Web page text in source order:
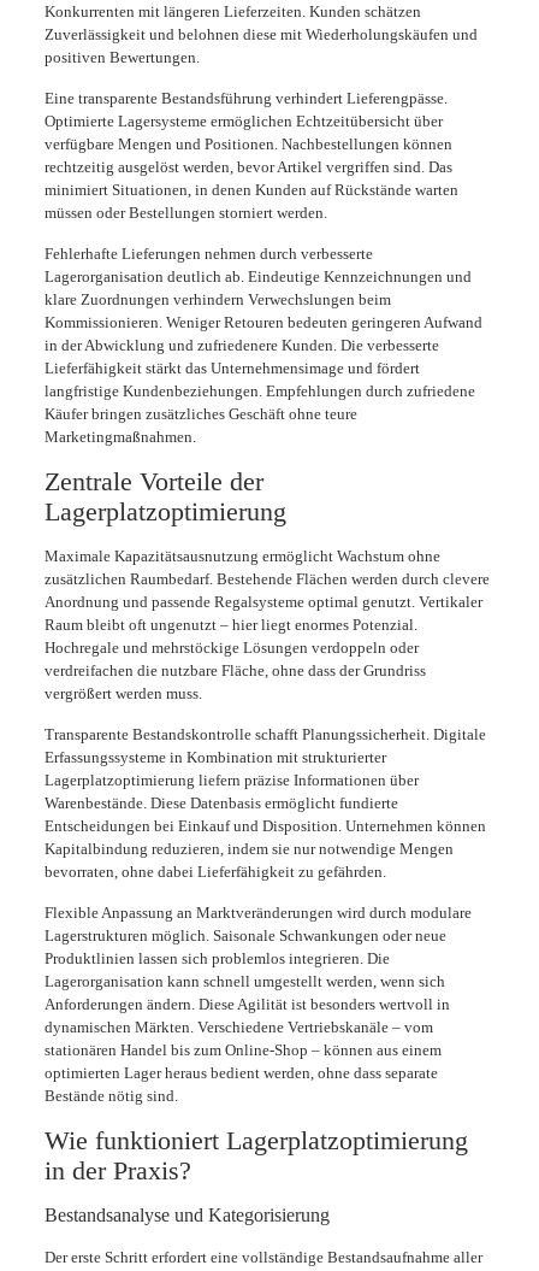
Konkurrenten mit längeren Lieferzeiten. Kunden schätzen
Zuverlässigkeit und belohnen diese mit Wiederholungskäufen und
positiven Bewertungen.
Eine transparente Bestandsführung verhindert Lieferengpässe.
Optimierte Lagersysteme ermöglichen Echtzeitübersicht über
verfügbare Mengen und Positionen. Nachbestellungen können
rechtzeitig ausgelöst werden, bevor Artikel vergriffen sind. Das
minimiert Situationen, in denen Kunden auf Rückstände warten
müssen oder Bestellungen storniert werden.
Fehlerhafte Lieferungen nehmen durch verbesserte
Lagerorganisation deutlich ab. Eindeutige Kennzeichnungen und
klare Zuordnungen verhindern Verwechslungen beim
Kommissionieren. Weniger Retouren bedeuten geringeren Aufwand
in der Abwicklung und zufriedenere Kunden. Die verbesserte
Lieferfähigkeit stärkt das Unternehmensimage und fördert
langfristige Kundenbeziehungen. Empfehlungen durch zufriedene
Käufer bringen zusätzliches Geschäft ohne teure
Marketingmaßnahmen.
Zentrale Vorteile der
Lagerplatzoptimierung
Maximale Kapazitätsausnutzung ermöglicht Wachstum ohne
zusätzlichen Raumbedarf. Bestehende Flächen werden durch clevere
Anordnung und passende Regalsysteme optimal genutzt. Vertikaler
Raum bleibt oft ungenutzt – hier liegt enormes Potenzial.
Hochregale und mehrstöckige Lösungen verdoppeln oder
verdreifachen die nutzbare Fläche, ohne dass der Grundriss
vergrößert werden muss.
Transparente Bestandskontrolle schafft Planungssicherheit. Digitale
Erfassungssysteme in Kombination mit strukturierter
Lagerplatzoptimierung liefern präzise Informationen über
Warenbestände. Diese Datenbasis ermöglicht fundierte
Entscheidungen bei Einkauf und Disposition. Unternehmen können
Kapitalbindung reduzieren, indem sie nur notwendige Mengen
bevorraten, ohne dabei Lieferfähigkeit zu gefährden.
Flexible Anpassung an Marktveränderungen wird durch modulare
Lagerstrukturen möglich. Saisonale Schwankungen oder neue
Produktlinien lassen sich problemlos integrieren. Die
Lagerorganisation kann schnell umgestellt werden, wenn sich
Anforderungen ändern. Diese Agilität ist besonders wertvoll in
dynamischen Märkten. Verschiedene Vertriebskanäle – vom
stationären Handel bis zum Online-Shop – können aus einem
optimierten Lager heraus bedient werden, ohne dass separate
Bestände nötig sind.
Wie funktioniert Lagerplatzoptimierung
in der Praxis?
Bestandsanalyse und Kategorisierung
Der erste Schritt erfordert eine vollständige Bestandsaufnahme aller